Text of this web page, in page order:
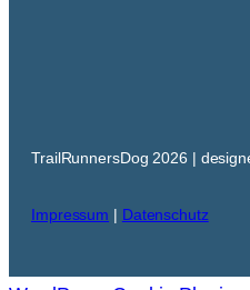
TrailRunnersDog 2026 |
Impressum | Datenschutz